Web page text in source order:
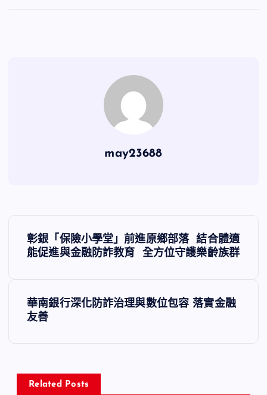
may23688
文
章
覽
彰銀「保險小學堂」前進原鄉部落 結合體適
能促進與金融防詐教育 全方位守護樂齡族群
華南銀行深化防詐治理與數位包容 落實金融
友善
Related Posts